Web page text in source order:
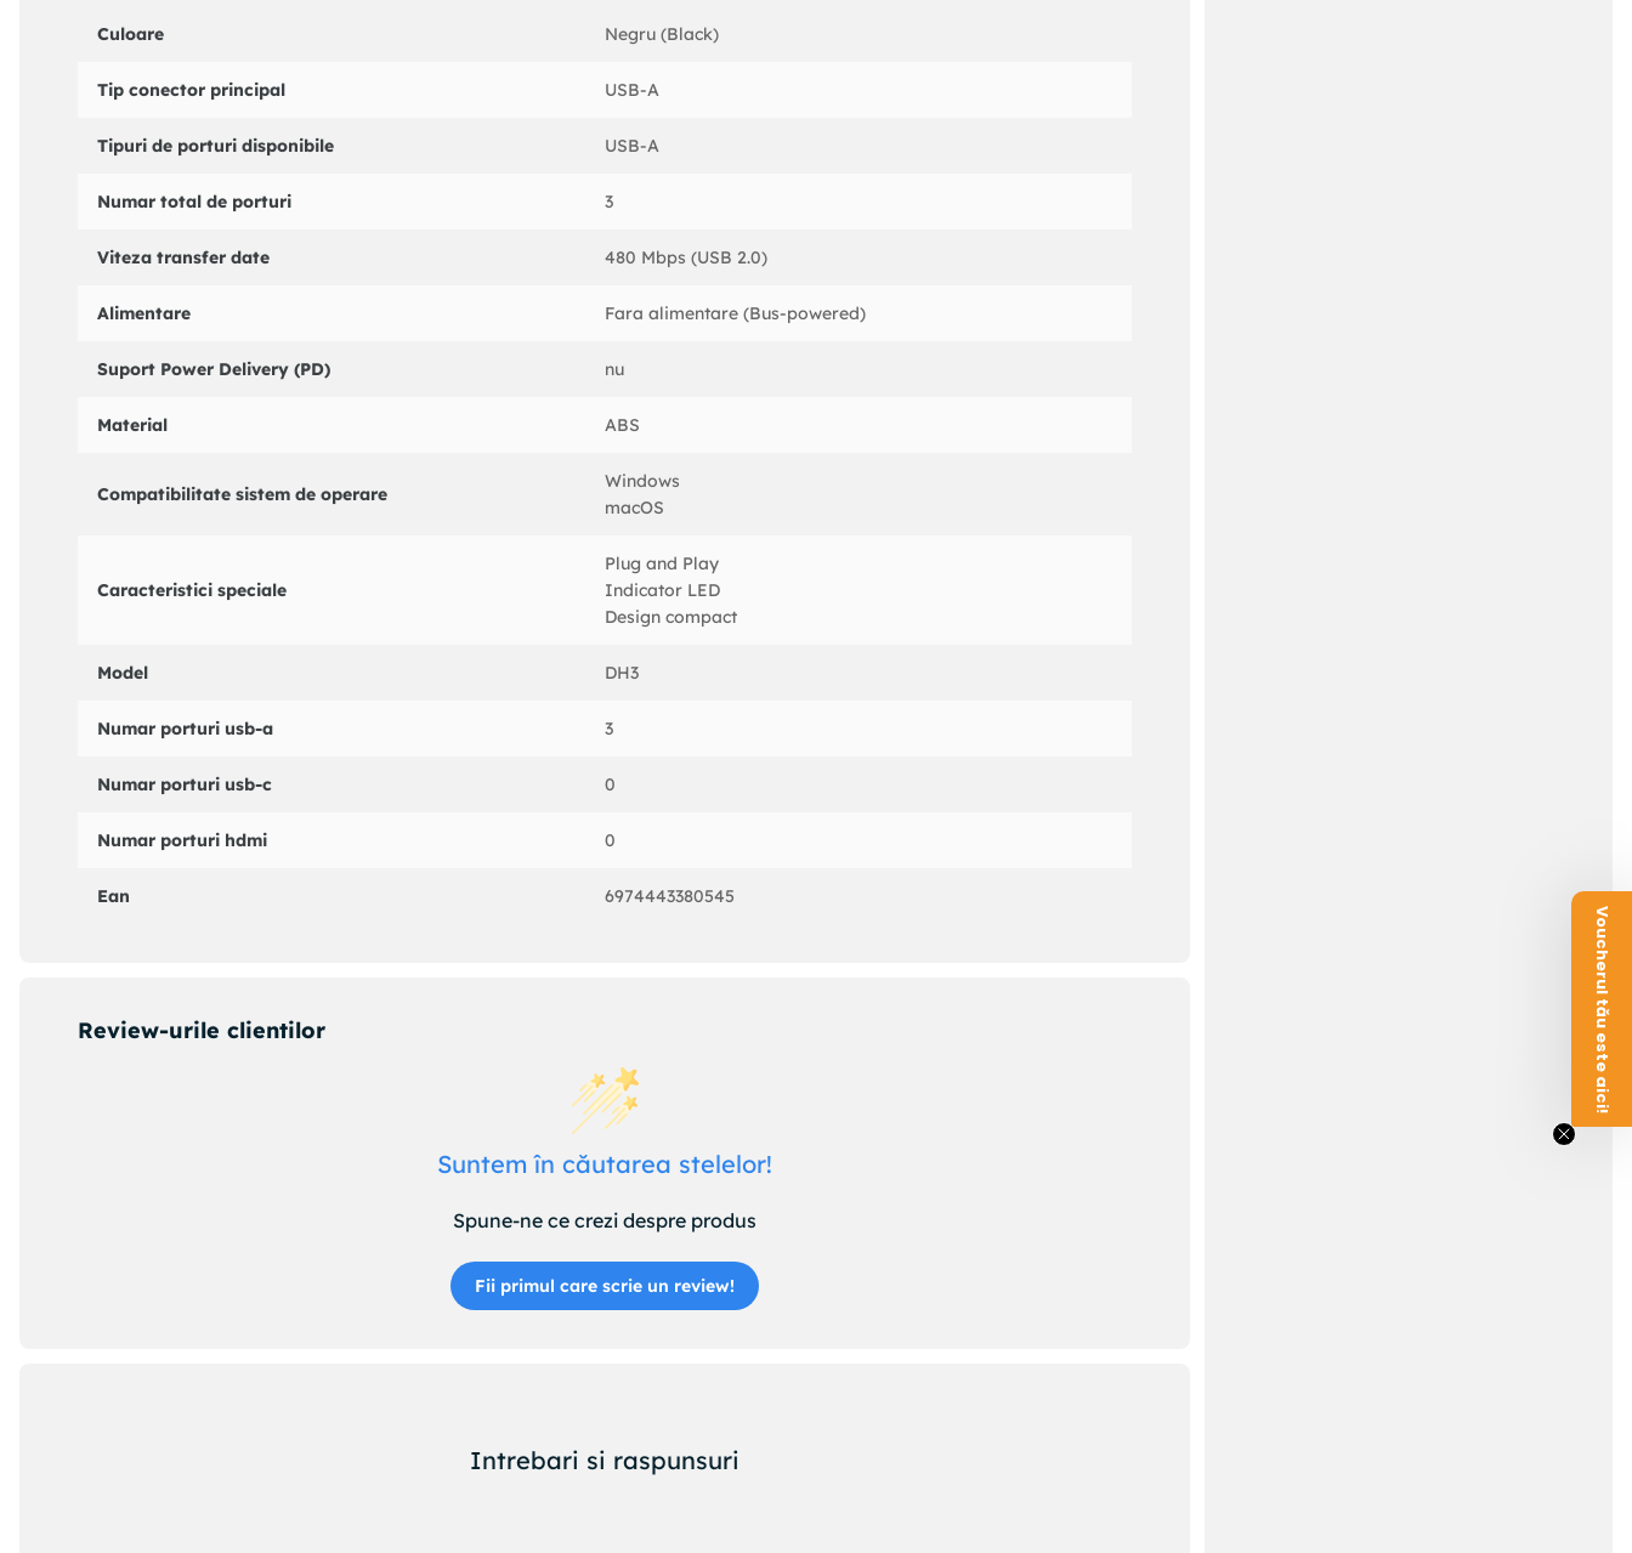
Cu un design compact si elegant, acest hub este ideal pentru birou, acasa sau in deplasare, oferindu-ti acces rapid la mai
conectarea stick-urilor de memorie, tastaturilor, mouse-urilor sau altor periferice.
✔️ Compatibilitate universala – Functioneaza fara probleme cu cele mai populare sisteme de operare, inclusiv Windows si Mac
✔️ Design portabil si rezistent – Fabricat din ABS durabil, cu dimensiuni de doar 50 × 22 × 20 mm, este usor de transportat si se
Culoare Negru (Black)
Tip conector principal USB-A
Tipuri de porturi disponibile USB-A
Numar total de porturi 3
Viteza transfer date 480 Mbps (USB 2.0)
Alimentare Fara alimentare (Bus-powered)
Suport Power Delivery (PD) nu
Material ABS
Compatibilitate sistem de operare
Windows
macOS
Caracteristici speciale
Plug and Play
Indicator LED
Design compact
Model DH3
Numar porturi usb-a 3
Numar porturi usb-c 0
Numar porturi hdmi 0
Ean 6974443380545
Review-urile clientilor
Suntem în căutarea stelelor!
Spune-ne ce crezi despre produs
Fii primul care scrie un review!
Intrebari si raspunsuri
Voucherul tău este aici!